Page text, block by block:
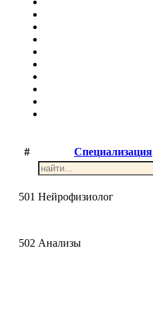
# Специализация
501 Нейрофизиолог
502 Анализы